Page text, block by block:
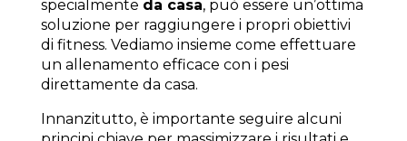
specialmente da casa, può essere un’ottima
soluzione per raggiungere i propri obiettivi
di fitness. Vediamo insieme come effettuare
un allenamento efficace con i pesi
direttamente da casa.
Innanzitutto, è importante seguire alcuni